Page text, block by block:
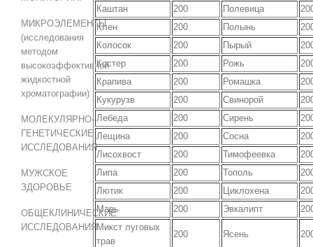
Каштан
200 Полевица
Клен
200 Полынь
Колосок
200 Пырый
Костер
200 Рожь
Крапива
200 Ромашка
Кукурузв
200 Свинорой
Лебеда
200 Сирень
Лещина
200 Сосна
Лисохвост
200 Тимофеевка
Липа
200 Тополь
Лютик
200 Циклохена
Марь
200 Эвкалипт
Микст луговых
трав
200 Ясень
МИКРОЭЛЕМЕНТЫ
(исследования
методом
высокоэффективной
жидкостной
хроматографии)
МОЛЕКУЛЯРНО-
ГЕНЕТИЧЕСКИЕ
ИССЛЕДОВАНИЯ
МУЖСКОЕ
ЗДОРОВЬЕ
ОБЩЕКЛИНИЧЕСКИЕ
ИССЛЕДОВАНИЯ